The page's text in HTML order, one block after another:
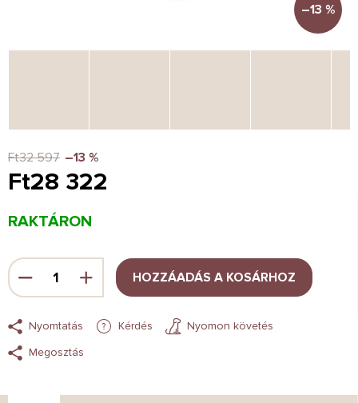
–13 %
Ft32 597 –13 %
Ft28 322
Egységár:
RAKTÁRON
HOZZÁADÁS A KOSÁRHOZ
Nyomtatás Kérdés
Nyomon követés
Megosztás